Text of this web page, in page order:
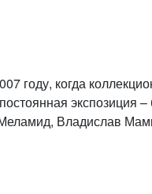
году, когда
экспозиция
Владислав